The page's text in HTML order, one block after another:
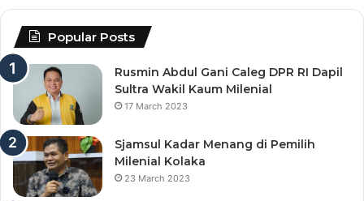
Popular Posts
Rusmin Abdul Gani Caleg DPR RI Dapil
Sultra Wakil Kaum Milenial
17 March 2023
Sjamsul Kadar Menang di Pemilih
Milenial Kolaka
23 March 2023